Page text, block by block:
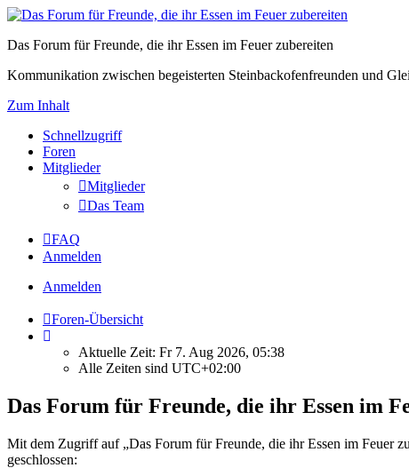
Das Forum für Freunde, die ihr Essen im Feuer zubereiten
Kommunikation zwischen begeisterten Steinbackofenfreunden und
Zum Inhalt
Schnellzugriff
Foren
Mitglieder
Mitglieder
Das Team
FAQ
Anmelden
Anmelden
Foren-Übersicht
Aktuelle Zeit: Fr 7. Aug 2026, 05:38
Alle Zeiten sind UTC+02:00
Das Forum für Freunde, die ihr Essen im
Mit dem Zugriff auf „Das Forum für Freunde, die ihr Essen im Feuer
geschlossen: